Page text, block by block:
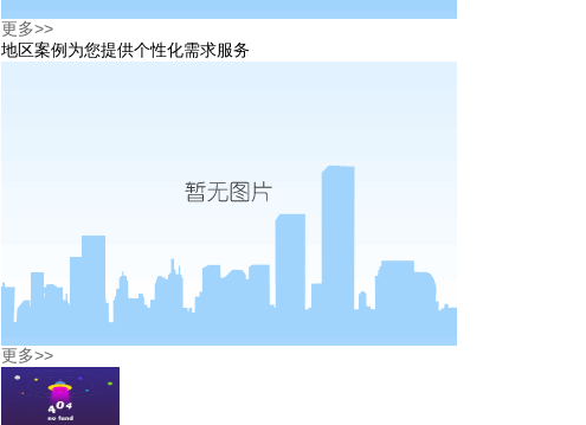
更多>>
地区案例 为您提供个性化需求服务
更多>>